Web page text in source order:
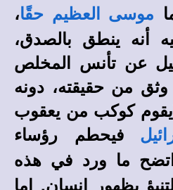
موسى العظيم حقًا،
أنه ينطق بالصدق،
قيل عن تأنس المخلص
وثق من حقيقته، دونه
كوكب من يعقوب
فيحطم رؤساء
ما ورد في هذه
بظهور إنسان. إما